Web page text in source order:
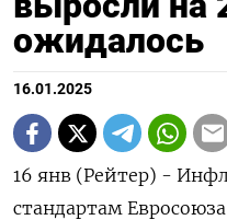
ожидалось
16.01.2025
16 янв (Рейтер) -
стандартам